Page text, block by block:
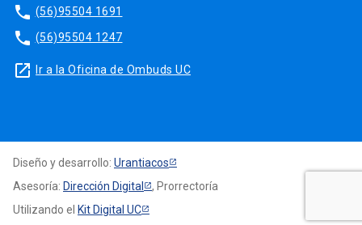
phone (56)95504 1691
phone (56)95504 1247
launch Ir a la Oficina de Ombuds UC
Diseño y desarrollo: Urantiacos
Asesoría: Dirección Digital
, Prorrectoría
Utilizando el Kit Digital UC